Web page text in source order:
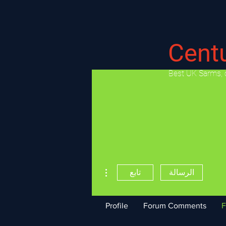
​Best UK
الرسالة تابع
Profile Forum Comments